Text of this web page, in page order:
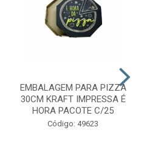
EMBALAGEM PARA PIZZA
30CM KRAFT IMPRESSA É
HORA PACOTE C/25
Código: 49623